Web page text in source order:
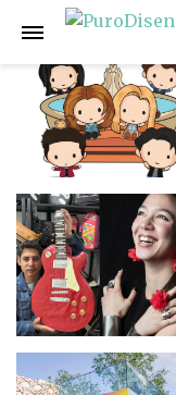
Anterior Siguiente